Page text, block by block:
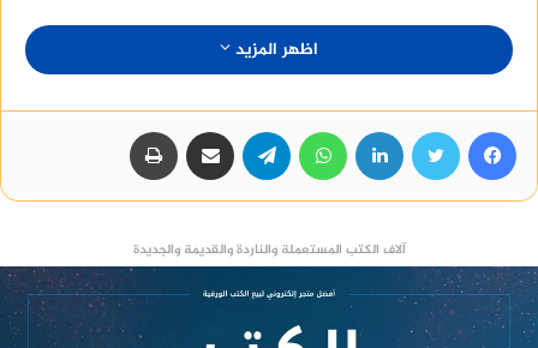
_ حصلت روايتها “ثلاثية غرناطة” على جائزة أحسن
رواية من معرض القاهرة للكتاب عام ١٩٩٤الجائزة الأولى
للمعرض الأول لكتاب المرأة العربية عام١٩٩٥.
منصة وساطة لبيع العقارات مجانا
نشرت دار الشروق من أعمالها الروائية:
سراج
اظهر المزيد
آلاف الكتب المستعملة والناردة والقديمة والجديدة